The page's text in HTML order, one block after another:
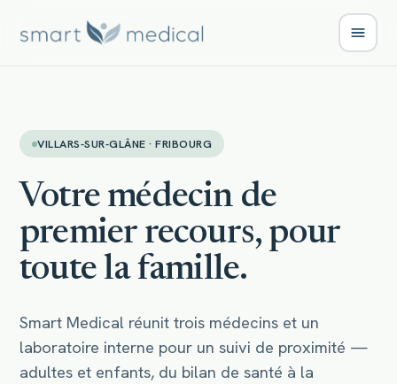
VILLARS-SUR-GLÂNE · FRIBOURG
Votre médecin de
premier recours, pour
toute la famille.
Smart Medical réunit trois médecins et un
laboratoire interne pour un suivi de proximité —
adultes et enfants, du bilan de santé à la